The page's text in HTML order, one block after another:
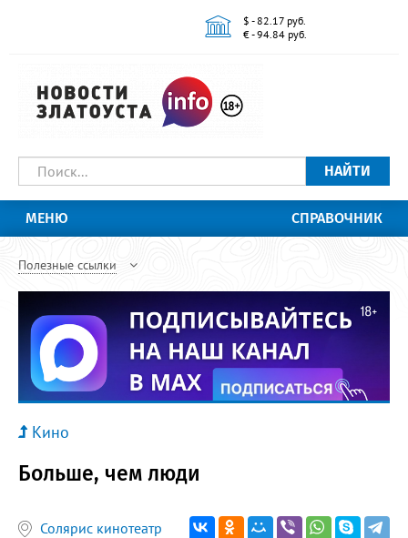
$ - 82.17 руб.
€ - 94.84 руб.
НАЙТИ
МЕНЮ СПРАВОЧНИК
Полезные ссылки
Кино
Больше, чем люди
Солярис кинотеатр